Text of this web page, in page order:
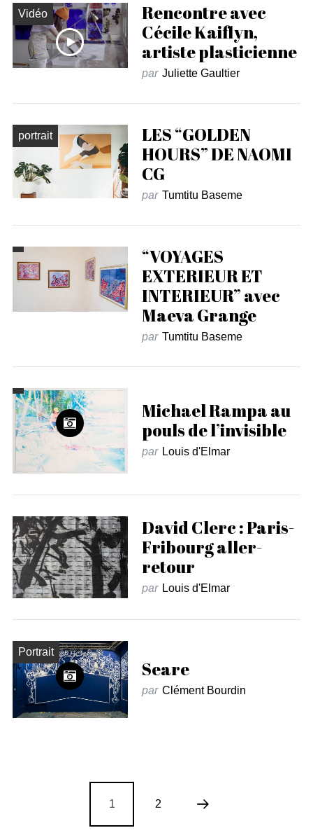
Vidéo
Rencontre avec
Cécile Kaiflyn,
artiste plasticienne
par Juliette Gaultier
portrait
LES “GOLDEN
HOURS” DE NAOMI
CG
par Tumtitu Baseme
“VOYAGES
EXTERIEUR ET
INTERIEUR” avec
Maeva Grange
par Tumtitu Baseme
Michael Rampa au
pouls de l’invisible
par Louis d'Elmar
David Clerc : Paris-
Fribourg aller-
retour
par Louis d'Elmar
Portrait
Seare
par Clément Bourdin
1 2